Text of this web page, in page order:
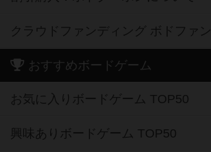
クラウドファンディング ボドファン
おすすめボードゲーム
お気に入りボードゲーム TOP50
興味ありボードゲーム TOP50